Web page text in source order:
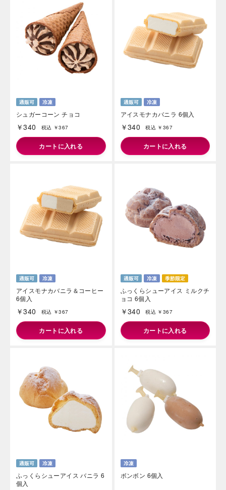
シュガーコーン チョコ
￥340 税込 ￥367
カートに入れる
アイスモナカバニラ 6個入
￥340 税込 ￥367
カートに入れる
アイスモナカバニラ＆コーヒー
6個入
￥340 税込 ￥367
カートに入れる
ふっくらシューアイス ミルクチ
ョコ 6個入
￥340 税込 ￥367
カートに入れる
ふっくらシューアイス バニラ 6
個入
ボンボン 6個入
岳や末広がりを意味す
つ時」という意味を込
雄大な八ヶ岳山麓の自
る、こだわりのスイー
海外 Overseas shops
UAE
Thailand